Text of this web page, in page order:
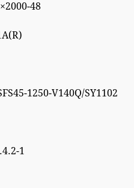
48
1250-V140Q/SY1102
1